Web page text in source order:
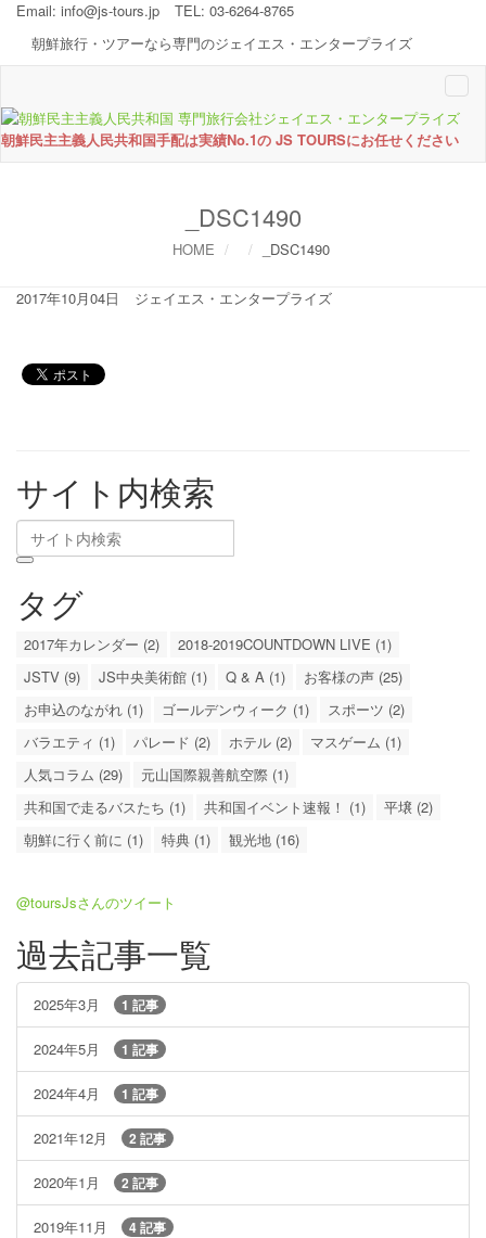
Email: info@js-tours.jp
TEL: 03-6264-8765
朝鮮旅行・ツアーなら専門のジェイエス・エンタープライズ
朝鮮民主主義人民共和国手配は実績No.1の JS TOURSにお任せください
_DSC1490
HOME _DSC1490
2017年10月04日 ジェイエス・エンタープライズ
サイト内検索
タグ
2017年カレンダー (2)
2018-2019COUNTDOWN LIVE (1)
JSTV (9)
JS中央美術館 (1) Q & A (1)
お客様の声 (25)
お申込のながれ (1)
ゴールデンウィーク (1)
スポーツ (2)
バラエティ (1)
パレード (2) ホテル (2)
マスゲーム (1)
人気コラム (29)
元山国際親善航空際 (1)
共和国で走るバスたち (1)
共和国イベント速報！ (1)
平壌 (2)
朝鮮に行く前に (1)
特典 (1) 観光地 (16)
@toursJsさんのツイート
過去記事一覧
2025年3月 1 記事
2024年5月 1 記事
2024年4月 1 記事
2021年12月 2 記事
2020年1月 2 記事
2019年11月 4 記事